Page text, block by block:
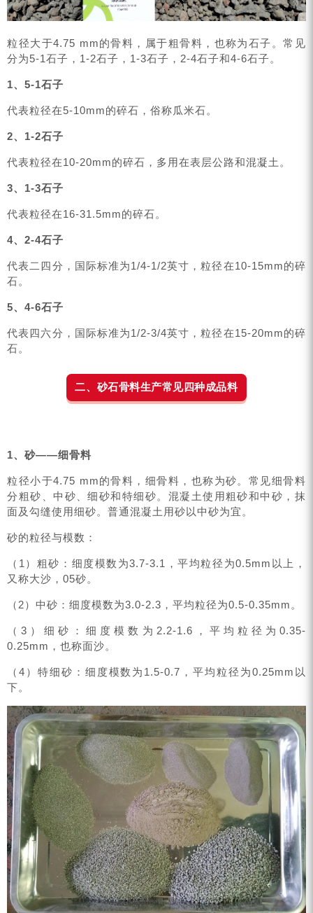
粒径大于4.75 mm的骨料，属于粗骨料，也称为石子。常见
分为5-1石子，1-2石子，1-3石子，2-4石子和4-6石子。
1、5-1石子
代表粒径在5-10mm的碎石，俗称瓜米石。
2、1-2石子
代表粒径在10-20mm的碎石，多用在表层公路和混凝土。
3、1-3石子
代表粒径在16-31.5mm的碎石。
4、2-4石子
代表二四分，国际标准为1/4-1/2英寸，粒径在10-15mm的碎
石。
5、4-6石子
代表四六分，国际标准为1/2-3/4英寸，粒径在15-20mm的碎
石。
二、砂石骨料生产常见四种成品料
1、砂——细骨料
粒径小于4.75 mm的骨料，细骨料，也称为砂。常见细骨料
分粗砂、中砂、细砂和特细砂。混凝土使用粗砂和中砂，抹
面及勾缝使用细砂。普通混凝土用砂以中砂为宜。
砂的粒径与模数：
（1）粗砂：细度模数为3.7-3.1，平均粒径为0.5mm以上，
又称大沙，05砂。
（2）中砂：细度模数为3.0-2.3，平均粒径为0.5-0.35mm。
（3）细砂：细度模数为2.2-1.6，平均粒径为0.35-
0.25mm，也称面沙。
（4）特细砂：细度模数为1.5-0.7，平均粒径为0.25mm以
下。